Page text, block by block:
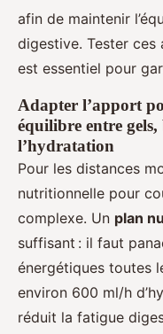
afin de maintenir
digestive. Tester ces
est essentiel pour
Adapter l’apport
équilibre entre gels,
l’hydratation
Pour les distances
nutritionnelle pour
complexe. Un plan
suffisant : il faut
énergétiques toutes
environ 600 ml/h
réduit la fatigue